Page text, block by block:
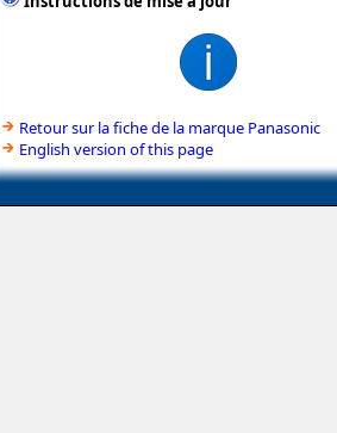
Retour sur la fiche de la marque Panasonic
English version of this page